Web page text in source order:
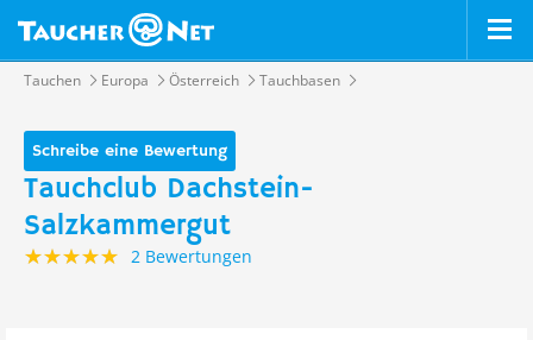
Tauchen Europa Österreich Tauchbasen
Schreibe eine Bewertung
Tauchclub Dachstein-
Salzkammergut
2 Bewertungen